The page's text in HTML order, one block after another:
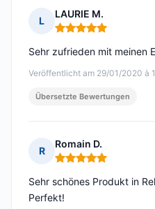
L
LAURIE M.
Hinweis: 5 von 5
Veröffentlicht am 29/01/2020 à
Sehr zufrieden mit meinen
Übersetzte Bewertungen
R
Romain D.
Hinweis: 5 von 5
Sehr schönes Produkt in
Perfekt!